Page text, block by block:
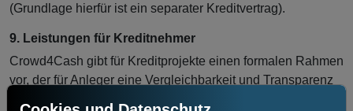
(Grundlage hierfür ist ein separater Kreditvertrag).
9. Leistungen für Kreditnehmer
Crowd4Cash gibt für Kreditprojekte einen formalen Rahmen
vor, der für Anleger eine Vergleichbarkeit und Transparenz